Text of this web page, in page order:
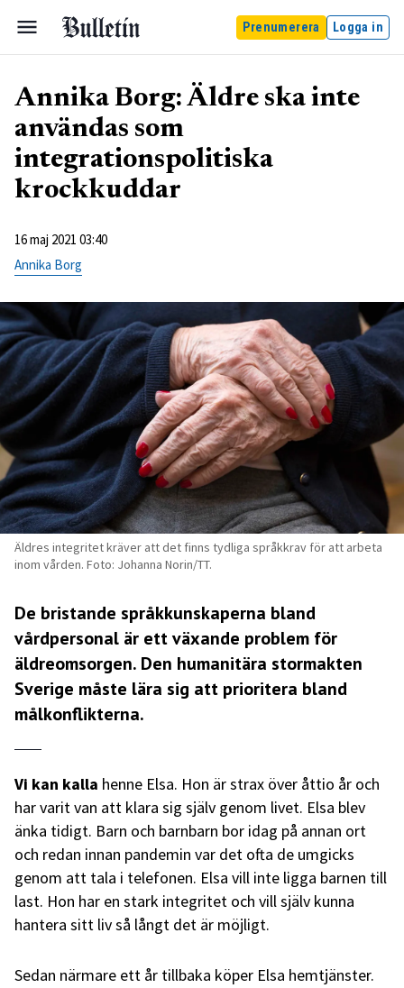
Prenumerera Logga in
Annika Borg: Äldre ska inte
användas som
integrationspolitiska
krockkuddar
16 maj 2021 03:40
Annika Borg
Äldres integritet kräver att det finns tydliga språkkrav för att arbeta
inom vården. Foto: Johanna Norin/TT.
De bristande språkkunskaperna bland
vårdpersonal är ett växande problem för
äldreomsorgen. Den humanitära stormakten
Sverige måste lära sig att prioritera bland
målkonflikterna.
Vi kan kalla henne Elsa. Hon är strax över åttio år och
har varit van att klara sig själv genom livet. Elsa blev
änka tidigt. Barn och barnbarn bor idag på annan ort
och redan innan pandemin var det ofta de umgicks
genom att tala i telefonen. Elsa vill inte ligga barnen till
last. Hon har en stark integritet och vill själv kunna
hantera sitt liv så långt det är möjligt.
Sedan närmare ett år tillbaka köper Elsa hemtjänster.